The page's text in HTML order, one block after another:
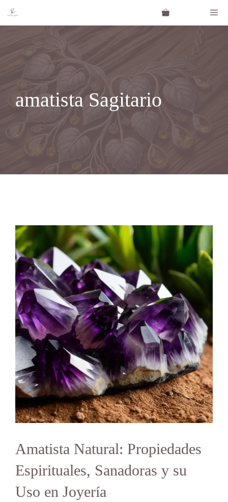
contenido
amatista Sagitario
Amatista Natural: Propiedades
Espirituales, Sanadoras y su
Uso en Joyería